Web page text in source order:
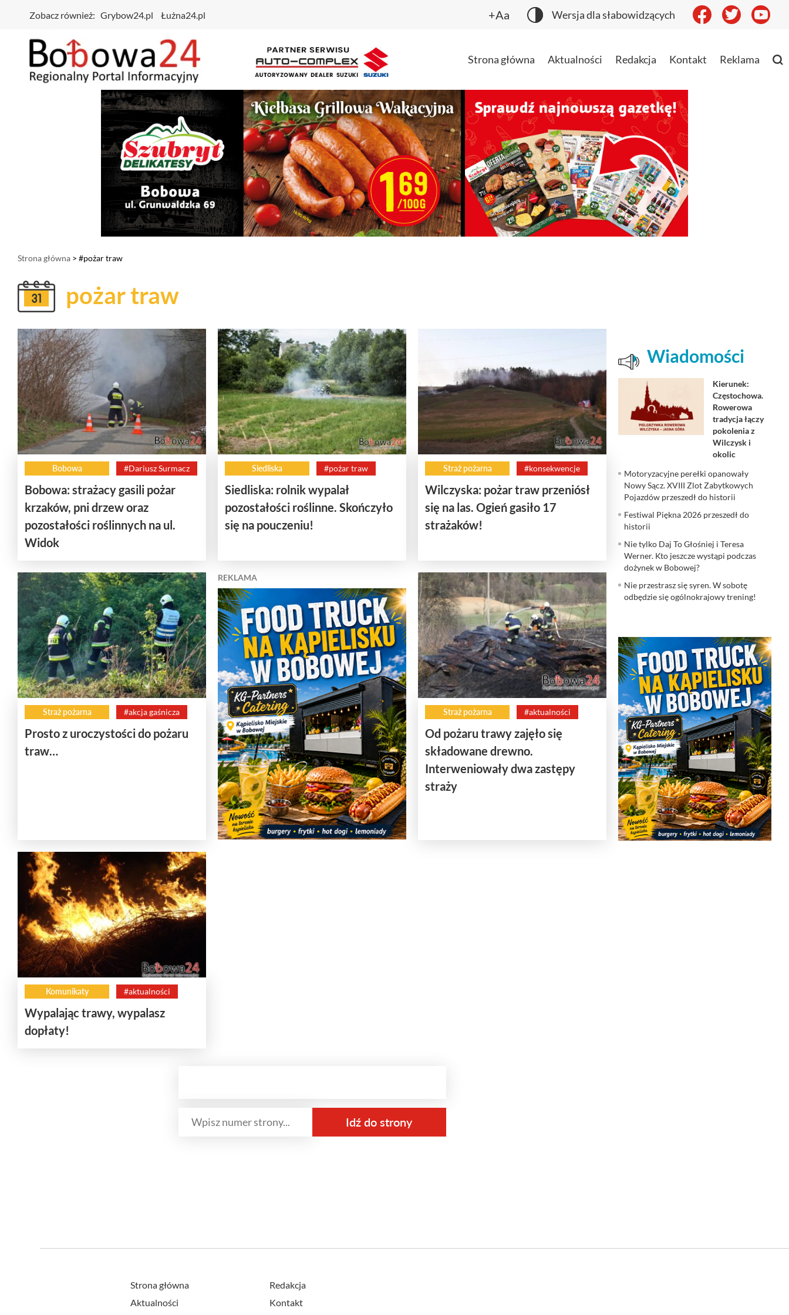
Zobacz również: Grybow24.pl Łużna24.pl +Aa Wersja dla słabowidzących
Strona główna Aktualności Redakcja Kontakt Reklama
Strona główna > #pożar traw
pożar traw
Bobowa #Dariusz Surmacz
Bobowa: strażacy gasili pożar
krzaków, pni drzew oraz
pozostałości roślinnych na ul.
Widok
Siedliska #pożar traw
Siedliska: rolnik wypalał
pozostałości roślinne. Skończyło
się na pouczeniu!
Straż pożarna #konsekwencje
Wilczyska: pożar traw przeniósł
się na las. Ogień gasiło 17
strażaków!
Straż pożarna #akcja gaśnicza
Prosto z uroczystości do pożaru
traw…
REKLAMA
Straż pożarna #aktualności
Od pożaru trawy zajęło się
składowane drewno.
Interweniowały dwa zastępy
straży
Komunikaty #aktualności
Wypalając trawy, wypalasz
dopłaty!
Wiadomości
Kierunek:
Częstochowa.
Rowerowa
tradycja łączy
pokolenia z
Wilczysk i
okolic
Motoryzacyjne perełki opanowały
Nowy Sącz. XVIII Zlot Zabytkowych
Pojazdów przeszedł do historii
Festiwal Piękna 2026 przeszedł do
historii
Nie tylko Daj To Głośniej i Teresa
Werner. Kto jeszcze wystąpi podczas
dożynek w Bobowej?
Nie przestrasz się syren. W sobotę
odbędzie się ogólnokrajowy trening!
Strona główna
Aktualności
Redakcja
Kontakt